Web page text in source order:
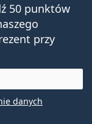
50 punktów
przy
danych